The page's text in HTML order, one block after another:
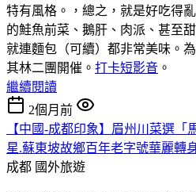
特有風格。，總之，就是好吃得
的鮭魚前菜、鵝肝、肉派、甚至
就連麵包（可續）都非常美味。
其林二團開催。 打卡短影音 。
繼續閱讀
2個月前
【中國-成都印象】眉州川菜選
星.蘇東坡故鄉百年老字號華麗轉
成都 國外旅遊